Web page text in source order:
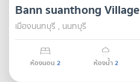
Bann suanthong Village
เมืองนนทบุรี , นนทบุรี
ห้องนอน 2 ห้องน้ำ2